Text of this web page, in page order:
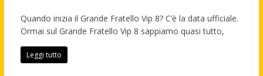
Quando inizia il Grande Fratello Vip 8? C’è la data ufficiale.
Ormai sul Grande Fratello Vip 8 sappiamo quasi tutto,
Leggi tutto